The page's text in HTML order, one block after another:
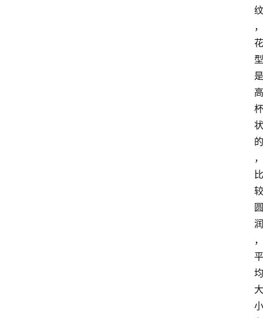
纹
，
花
型
是
高
杯
状
的
，
比
较
圆
润
，
平
均
大
小